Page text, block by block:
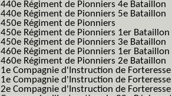
440e Régiment de Pionniers 4e Bataillon
440e Régiment de Pionniers 5e Bataillon
450e Régiment de Pionniers
450e Régiment de Pionniers 1er Bataillon
450e Régiment de Pionniers 3e Bataillon
460e Régiment de Pionniers 1er Bataillon
460e Régiment de Pionniers 2e Bataillon
1e Compagnie d'Instruction de
1e Compagnie d'Instruction de
2e Compagnie d'Instruction de